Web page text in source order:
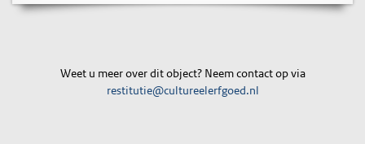
Weet u meer over dit object? Neem contact op via
restitutie@cultureelerfgoed.nl